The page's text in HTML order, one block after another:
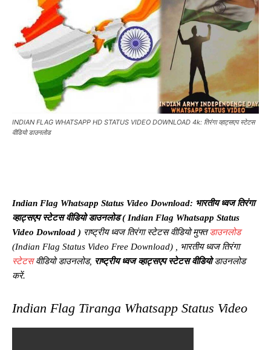
INDIAN FLAG WHATSAPP HD STATUS VIDEO DOWNLOAD 4k: तिरंगा व्हाट्सएप स्टेटस
वीडियो डाउनलोड
Indian Flag Whatsapp Status Video Download: भारतीय ध्वज तिरंगा
व्हाट्सएप स्टेटस वीडियो डाउनलोड ( Indian Flag Whatsapp Status
Video Download ) राष्ट्रीय ध्वज तिरंगा स्टेटस वीडियो मुफ्तडाउनलोड
(Indian Flag Status Video Free Download) , भारतीय ध्वज तिरंगा
स्टेटसवीडियो डाउनलोड, राष्ट्रीय ध्वज व्हाट्सएप स्टेटस वीडियोडाउनलोड
करें.
Indian Flag Tiranga Whatsapp Status Video